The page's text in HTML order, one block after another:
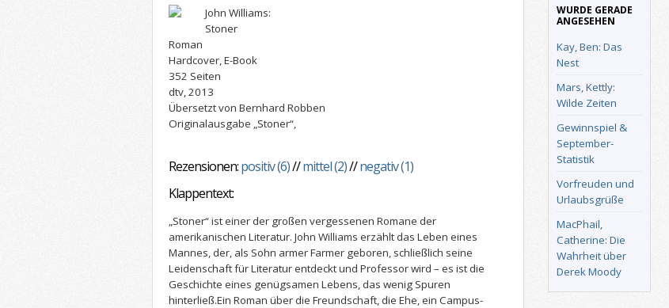
John Williams:
Stoner
Roman
Hardcover, E-Book
352 Seiten
dtv, 2013
Übersetzt von Bernhard Robben
Originalausgabe „Stoner“,
Rezensionen:positiv (6)//mittel (2)//negativ (1)
Klappentext:
„Stoner“ ist einer der großen vergessenen Romane der
amerikanischen Literatur. John Williams erzählt das Leben eines
Mannes, der, als Sohn armer Farmer geboren, schließlich seine
Leidenschaft für Literatur entdeckt und Professor wird – es ist die
Geschichte eines genügsamen Lebens, das wenig Spuren
hinterließ.Ein Roman über die Freundschaft, die Ehe, ein Campus-
WURDE GERADE
ANGESEHEN
Kay, Ben: Das
Nest
Mars, Kettly:
Wilde Zeiten
Gewinnspiel &
September-
Statistik
Vorfreuden und
Urlaubsgrüße
MacPhail,
Catherine: Die
Wahrheit über
Derek Moody